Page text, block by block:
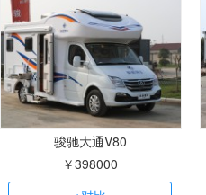
骏驰大通V80
￥398000